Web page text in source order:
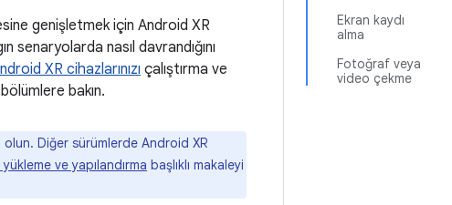
Ekran kaydı
alma
Fotoğraf veya
video çekme
genişletmek için Android XR
senaryolarda nasıl davrandığını
XR cihazlarınızı çalıştırma ve
bakın.
Diğer sürümlerde Android XR
ve yapılandırma başlıklı makaleyi